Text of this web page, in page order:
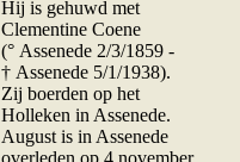
Hij is gehuwd met
Clementine Coene
(° Assenede 2/3/1859 -
† Assenede 5/1/1938).
Zij boerden op het
Holleken in Assenede.
August is in Assenede